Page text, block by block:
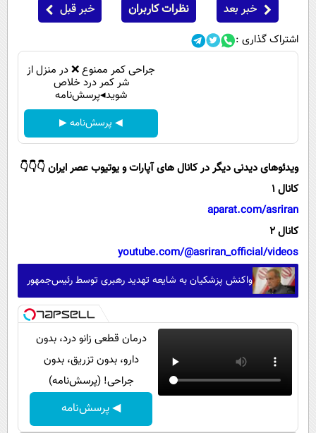
گوناگون
محیط زیست
اجتماعی
آشپزی خبر بعد نظرات کاربران خبر قبل
اشتراک گذاری :
جراحی کمر ممنوع ❌ در منزل از
شر کمر درد خلاص
شوید◂پرسش‌نامه
◀ پرسش‌نامه ▶
ویدئوهای دیدنی دیگر در کانال های آپارات و یوتیوب عصر ایران 👇👇👇
کانال 1
aparat.com/asriran
کانال 2
youtube.com/@asriran_official/videos
واکنش پزشکیان به شایعه تهدید رهبری توسط رئیس‌جمهور
درمان قطعی زانو درد، بدون
دارو، بدون تزریق، بدون
جراحی! (پرسش‌نامه)
◀ پرسش‌نامه